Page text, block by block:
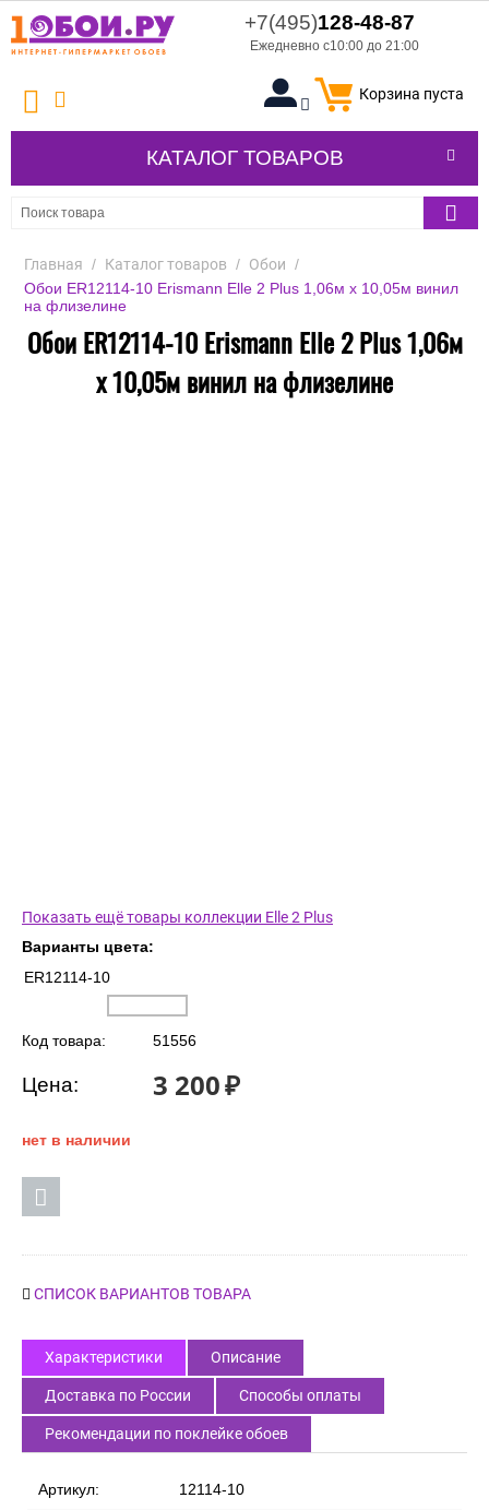
+7(495)128-48-87
Ежедневно с10:00 до 21:00
Корзина пуста
КАТАЛОГ ТОВАРОВ
Главная / Каталог товаров / Обои /
Обои ER12114-10 Erismann Elle 2 Plus 1,06м х 10,05м винил
на флизелине
Обои ER12114-10 Erismann Elle 2 Plus 1,06м
х 10,05м винил на флизелине
Показать ещё товары коллекции Elle 2 Plus
Варианты цвета:
ER12114-10
Код товара: 51556
Цена: 3 200₽
нет в наличии
СПИСОК ВАРИАНТОВ ТОВАРА
Характеристики Описание
Доставка по России Способы оплаты
Рекомендации по поклейке обоев
Артикул: 12114-10